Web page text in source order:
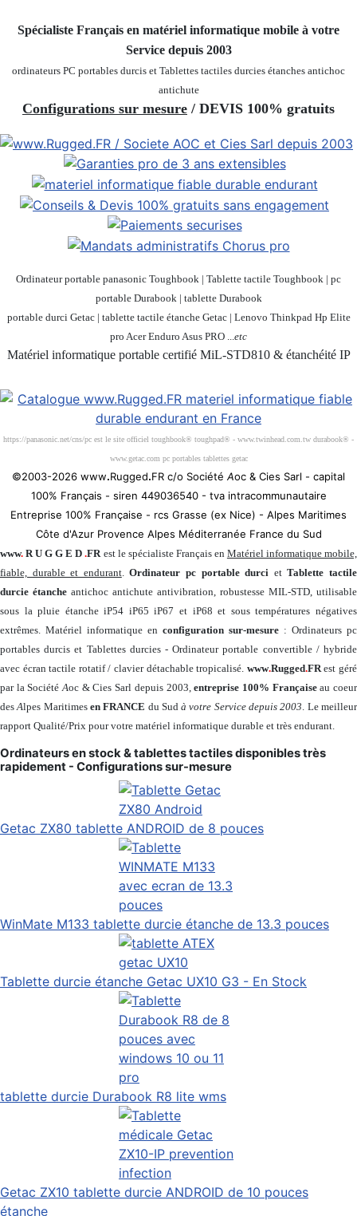
Spécialiste Français en matériel informatique mobile à votre
Service depuis 2003
ordinateurs PC portables durcis et Tablettes tactiles durcies étanches antichoc
antichute
Configurations sur mesure / DEVIS 100% gratuits
Ordinateur portable panasonic Toughbook | Tablette tactile Toughbook | pc
portable Durabook | tablette Durabook
portable durci Getac | tablette tactile étanche Getac | Lenovo Thinkpad Hp Elite
pro Acer Enduro Asus PRO ... etc
Matériel informatique portable certifié MiL-STD810 & étanchéité IP
https://panasonic.net/cns/pc est le site officiel toughbook® toughpad® - www.twinhead.com.tw durabook® -
www.getac.com pc portables tablettes getac
©2003-2026 www.Rugged.FR c/o Société Aoc & Cies Sarl - capital
100% Français - siren 449036540 - tva intracommunautaire
Entreprise 100% Française - rcs Grasse (ex Nice) - Alpes Maritimes
Côte d'Azur Provence Alpes Méditerranée France du Sud
www. R U G G E D.FR est le spécialiste Français en Matériel informatique mobile,
fiable, durable et endurant.Ordinateur pc portable durci etTablette tactile
durcie étanche antichoc antichute antivibration, robustesse MIL-STD, utilisable
sous la pluie étanche iP54 iP65 iP67 et iP68 et sous températures négatives
extrêmes. Matériel informatique en configuration sur-mesure : Ordinateurs pc
portables durcis et Tablettes durcies - Ordinateur portable convertible / hybride
avec écran tactile rotatif / clavier détachable tropicalisé. www.Rugged.FRest géré
par la SociétéAoc & Cies Sarl depuis 2003,entreprise 100% Françaiseau coeur
desAlpes Maritimes en FRANCE du Sudà votre Service depuis 2003 . Le meilleur
rapport Qualité/Prix pour votre matériel informatique durable et très endurant.
Ordinateurs en stock & tablettes tactiles disponibles très
rapidement - Configurations sur-mesure
Getac ZX80 tablette ANDROID de 8 pouces
WinMate M133 tablette durcie étanche de 13.3 pouces
Tablette durcie étanche Getac UX10 G3 - En Stock
tablette durcie Durabook R8 lite wms
Getac ZX10 tablette durcie ANDROID de 10 pouces
étanche